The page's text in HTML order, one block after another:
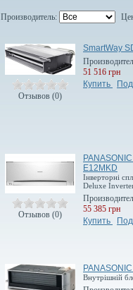
Производитель:
Отзывов (0)
SmartWay
51 516 грн
Купить
Отзывов (0)
Е12MKD
Інверторні
Deluxe
55 385 грн
Купить
Внутрішній